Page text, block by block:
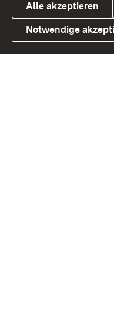
Link zum Landesportal
Alle akzeptieren
Notwendige